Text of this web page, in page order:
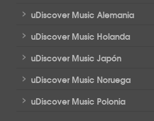
> uDiscover Music Alemania
> uDiscover Music Holanda
> uDiscover Music Japón
> uDiscover Music Noruega
> uDiscover Music Polonia